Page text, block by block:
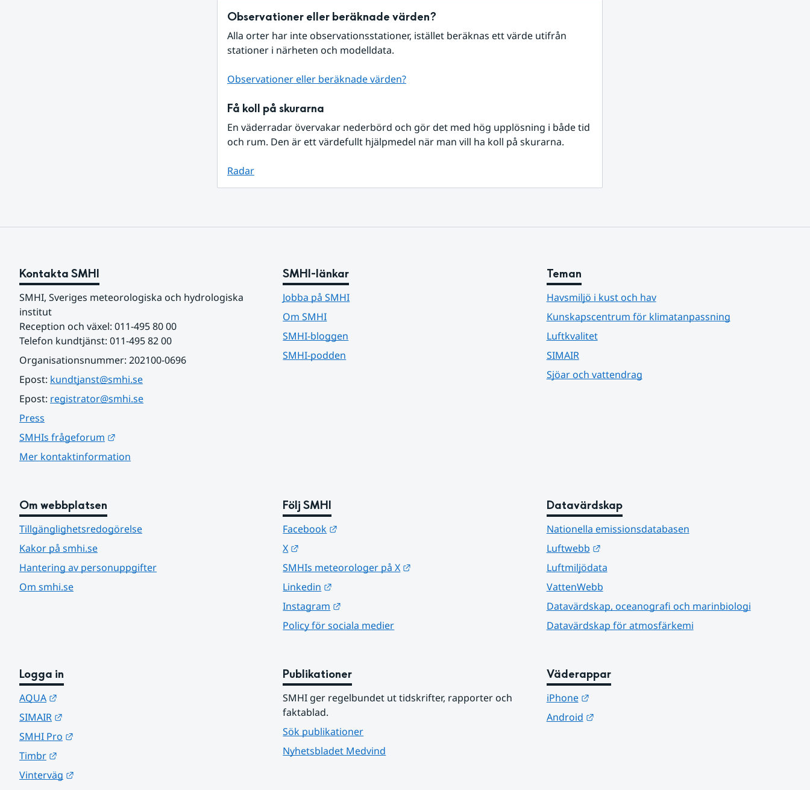
Observationer eller beräknade värden?
Alla orter har inte observationsstationer, istället beräknas ett värde utifrån
stationer i närheten och modelldata.
Observationer eller beräknade värden?
Få koll på skurarna
En väderradar övervakar nederbörd och gör det med hög upplösning i både tid
och rum. Den är ett värdefullt hjälpmedel när man vill ha koll på skurarna.
Radar
Kontakta SMHI
SMHI, Sveriges meteorologiska och hydrologiska
institut
Reception och växel: 011-495 80 00
Telefon kundtjänst: 011-495 82 00
Organisationsnummer: 202100-0696
Epost: kundtjanst@smhi.se
Epost: registrator@smhi.se
Press
SMHIs frågeforum
Mer kontaktinformation
SMHI-länkar
Jobba på SMHI
Om SMHI
SMHI-bloggen
SMHI-podden
Teman
Havsmiljö i kust och hav
Kunskapscentrum för klimatanpassning
Luftkvalitet
SIMAIR
Sjöar och vattendrag
Om webbplatsen
Tillgänglighetsredogörelse
Kakor på smhi.se
Hantering av personuppgifter
Om smhi.se
Följ SMHI
Facebook
X
SMHIs meteorologer på X
Linkedin
Instagram
Policy för sociala medier
Datavärdskap
Nationella emissionsdatabasen
Luftwebb
Länk till annan webbplats.
Luftmiljödata
VattenWebb
Datavärdskap, oceanografi och marinbiologi
Datavärdskap för atmosfärkemi
Logga in
AQUA
SIMAIR
SMHI Pro
Timbr
Vinterväg
Publikationer
SMHI ger regelbundet ut tidskrifter, rapporter och
faktablad.
Sök publikationer
Nyhetsbladet Medvind
Väderappar
iPhone
Länk till annan webbplats.
Android
Länk till annan webbplats.